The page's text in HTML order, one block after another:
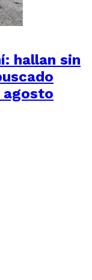
hallan sin
agosto